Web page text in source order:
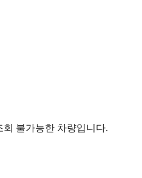
불가능한 차량입니다.